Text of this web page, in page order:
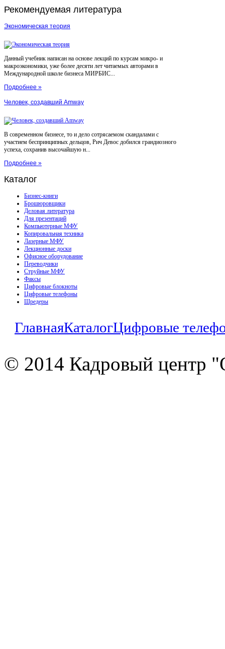
Рекомендуемая литература
Экономическая теория
Данный учебник написан на основе лекций по курсам микро- и
макроэкономики, уже более десяти лет читаемых авторами в
Международной школе бизнеса МИРБИС...
Подробнее »
Человек, создавший Amway
В современном бизнесе, то и дело сотрясаемом скандалами с
участием беспринципных дельцов, Рич Девос добился грандиозного
успеха, сохранив высочайшую н...
Подробнее »
Каталог
Бизнес-книги
Брошюровщики
Деловая литература
Для презентаций
Компьютерные МФУ
Копировальная техника
Лазерные МФУ
Лекционные доски
Офисное оборудование
Переводчики
Струйные МФУ
Факсы
Цифровые блокноты
Цифровые телефоны
Шредеры
ГлавнаяКаталогЦифровые
© 2014 Кадровый центр